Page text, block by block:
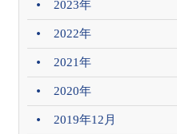
2023年
2022年
2021年
2020年
2019年12月